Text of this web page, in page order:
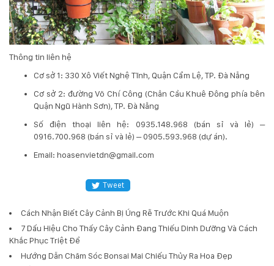
Thông tin liên hệ
Cơ sở 1: 330 Xô Viết Nghệ Tĩnh, Quận Cẩm Lệ, TP. Đà Nẵng
Cơ sở 2: đường Võ Chí Công (Chân Cầu Khuê Đông phía bên
Quận Ngũ Hành Sơn), TP. Đà Nẵng
​Số điện thoại liên hệ: 0935.148.968 (bán sỉ và lẻ) –
0916.700.968 (bán sỉ và lẻ) – 0905.593.968 (dự án).
Email: hoasenvietdn@gmail.com
Tweet
Cách Nhận Biết Cây Cảnh Bị Úng Rễ Trước Khi Quá Muộn
7 Dấu Hiệu Cho Thấy Cây Cảnh Đang Thiếu Dinh Dưỡng Và Cách
Khắc Phục Triệt Để
Hướng Dẫn Chăm Sóc Bonsai Mai Chiếu Thủy Ra Hoa Đẹp